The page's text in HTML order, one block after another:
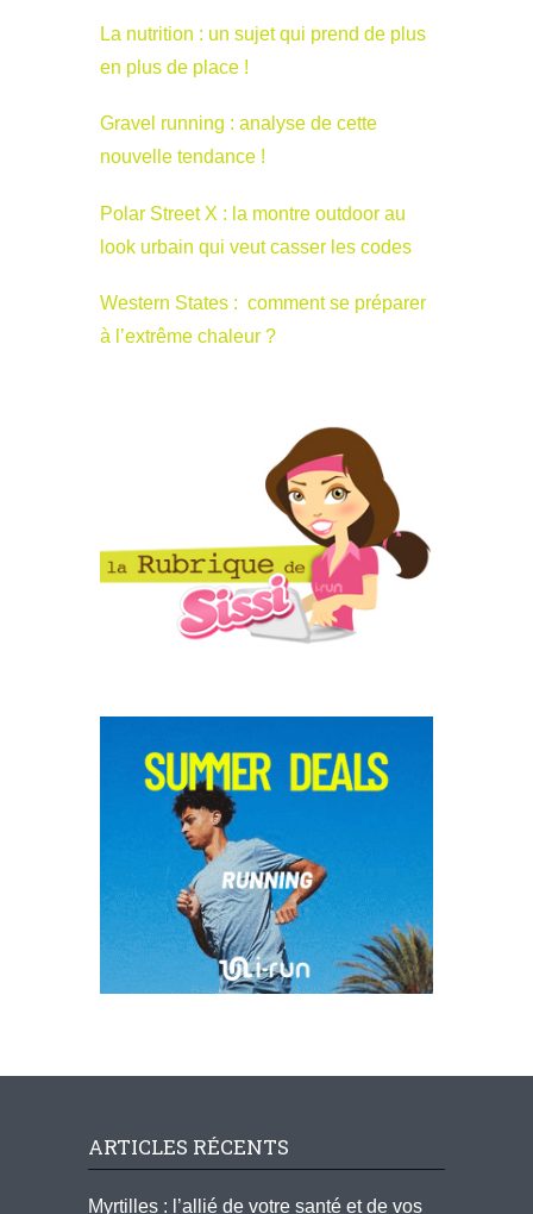
La nutrition : un sujet qui prend de plus
en plus de place !
Gravel running : analyse de cette
nouvelle tendance !
Polar Street X : la montre outdoor au
look urbain qui veut casser les codes
Western States : comment se préparer
à l’extrême chaleur ?
ARTICLES RÉCENTS
Myrtilles : l’allié de votre santé et de vos